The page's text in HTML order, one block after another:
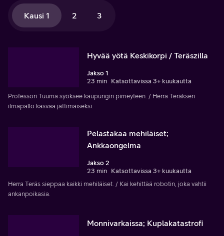
Kausi 1 2 3
Hyvää yötä Keskikorpi / Teräszilla
Jakso 1
23 min Katsottavissa 3+ kuukautta
Professori Tuuma syöksee kaupungin pimeyteen. / Herra Teräksen
ilmapallo kasvaa jättimäiseksi.
Pelastakaa mehiläiset;
Ankkaongelma
Jakso 2
23 min Katsottavissa 3+ kuukautta
Herra Teräs sieppaa kaikki mehiläiset. / Kai kehittää robotin, joka vahtii
ankanpoikasia.
Monnivarkaissa; Kuplakatastrofi